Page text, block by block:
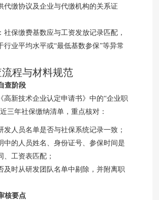
代缴协议及企业与代缴机构的关系证
：社保缴费基数应与工资发放记录匹配，
行业平均水平或“最低基数参保”等异常
程与材料规范
查阶段
高新技术企业认定申请书》中的“企业职
三年社保缴纳清单，重点核对：
发人员名单是否与社保系统记录一致；
中的人员姓名、身份证号、参保时间是
、工资表匹配；
及时从研发团队名单中剔除，并附离职
核要点